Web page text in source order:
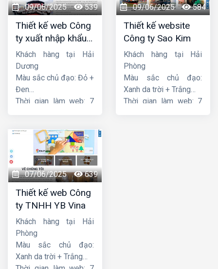
09/06/2025 539
Thiết kế web Công
ty xuất nhập khẩu
Thiên Thuận Phát
Khách hàng tại Hải
Dương
Màu sắc chủ đạo: Đỏ +
Đen
Thời gian làm web: 7
09/06/2025 584
Thiết kế website
Công ty Sao Kim
Khách hàng tại Hải
Phòng
Màu sắc chủ đạo:
Xanh da trời + Trắng
Thời gian làm web: 7
07/06/2025 639
Thiết kế web Công
ty TNHH YB Vina
Khách hàng tại Hải
Phòng
Màu sắc chủ đạo:
Xanh da trời + Trắng